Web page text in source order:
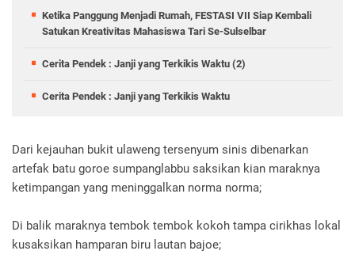
Ketika Panggung Menjadi Rumah, FESTASI VII Siap Kembali
Satukan Kreativitas Mahasiswa Tari Se-Sulselbar
Cerita Pendek : Janji yang Terkikis Waktu (2)
Cerita Pendek : Janji yang Terkikis Waktu
Dari kejauhan bukit ulaweng tersenyum sinis dibenarkan
artefak batu goroe sumpanglabbu saksikan kian maraknya
ketimpangan yang meninggalkan norma norma;
Di balik maraknya tembok tembok kokoh tampa cirikhas lokal
kusaksikan hamparan biru lautan bajoe;